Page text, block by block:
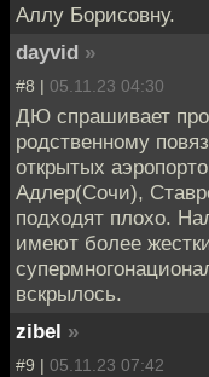
Аллу Борисовну.
dayvid »
#8 | 05.11.23 04:30
ДЮ спрашивает про
родственному
открытых
Адлер(Сочи),
подходят плохо.
имеют более
вскрылось.
zibel »
#9 | 05.11.23 07:42